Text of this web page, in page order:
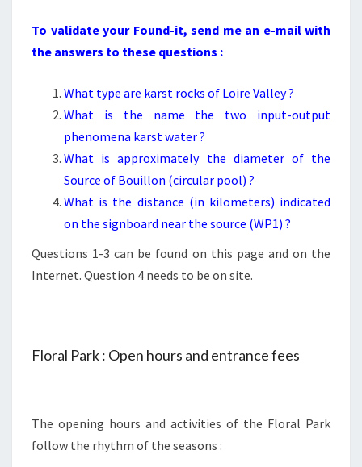
To validate your Found-it, send me an e-mail with
the answers to these questions :
What type are karst rocks of Loire Valley ?
What is the name the two input-output
phenomena karst water ?
What is approximately the diameter of the
Source of Bouillon (circular pool) ?
What is the distance (in kilometers) indicated
on the signboard near the source (WP1) ?
Questions 1-3 can be found on this page and on the
Internet. Question 4 needs to be on site.
Floral Park : Open hours and entrance fees
The opening hours and activities of the Floral Park
follow the rhythm of the seasons :